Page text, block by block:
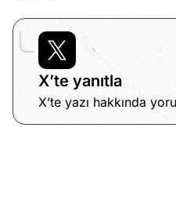
X’te yanıtla
X’te yazı hakkında